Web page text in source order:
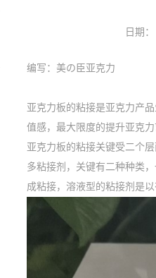
日期：
编写：美の臣亚克力
亚克力板的粘接是亚克力产
值感，最大限度的提升亚克
亚克力板的粘接关键受二个
多粘接剂，关键有二种种类
成粘接，溶液型的粘接剂是